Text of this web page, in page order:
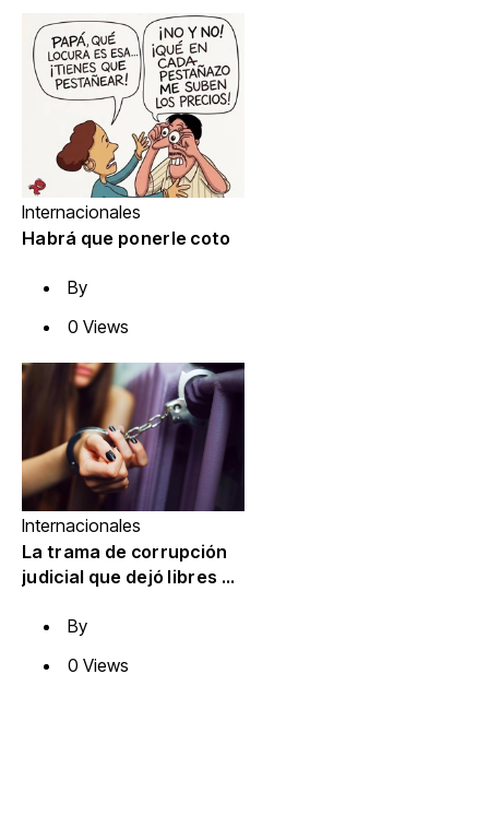
Internacionales
Habrá que ponerle coto
By
0 Views
Internacionales
La trama de corrupción
judicial que dejó libres a
trata de personas en
By
0 Views